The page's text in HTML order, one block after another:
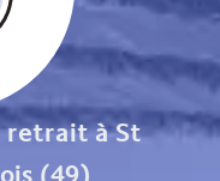
retrait à St